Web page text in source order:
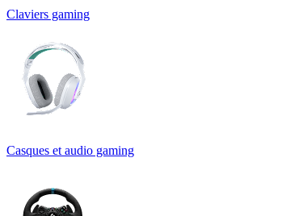
Claviers gaming
Casques et audio gaming